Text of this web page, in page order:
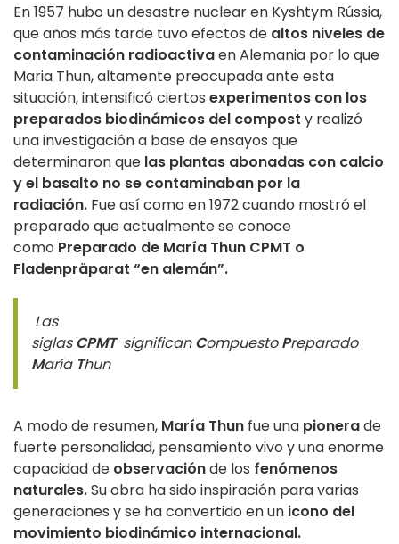
En 1957 hubo un desastre nuclear en Kyshtym Rússia,
que años más tarde tuvo efectos de altos niveles de
contaminación radioactivaen Alemania por lo que
Maria Thun, altamente preocupada ante esta
situación, intensificó ciertos experimentos con los
preparados biodinámicos del compost y realizó
una investigación a base de ensayos que
determinaron que las plantas abonadas con calcio
y el basalto no se contaminaban por la
radiación. Fue así como en 1972 cuando mostró el
preparado que actualmente se conoce
como Preparado de María Thun CPMT o
Fladenpräparat “en alemán”.
Las
siglasCPMT significanCompuestoPreparado
María Thun
A modo de resumen, María Thun fue una pionerade
fuerte personalidad, pensamiento vivo y una enorme
capacidad de observaciónde los fenómenos
naturales.Su obra ha sido inspiración para varias
generaciones y se ha convertido en un icono del
movimiento biodinámico internacional.